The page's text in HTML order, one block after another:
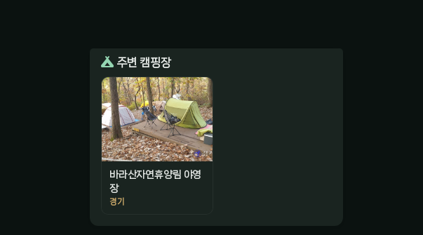
주변 캠핑장
바라산자연휴양림 야영
장
경기